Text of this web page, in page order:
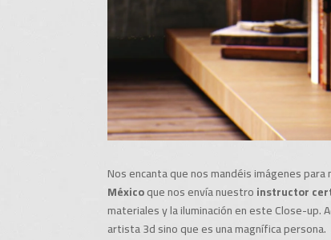
Nos encanta que nos mandéis imágenes
Méxicoque nos envía nuestroinstructor
materiales y la iluminación en este Close-up.
artista 3d sino que es una magnífica persona.